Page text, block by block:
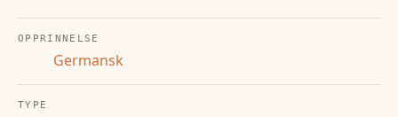
OPPRINNELSE
Germansk
TYPE